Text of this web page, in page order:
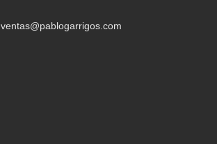
ventas@pablogarrigos.com